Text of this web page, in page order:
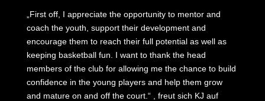
„First off, I appreciate the opportunity to mentor and
coach the youth, support their development and
encourage them to reach their full potential as well as
keeping basketball fun. I want to thank the head
members of the club for allowing me the chance to build
confidence in the young players and help them grow
and mature on and off the court.“ , freut sich KJ auf